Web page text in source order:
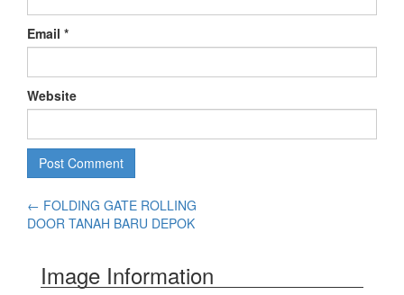
Email *
Website
← FOLDING GATE ROLLING
DOOR TANAH BARU DEPOK
Image Information